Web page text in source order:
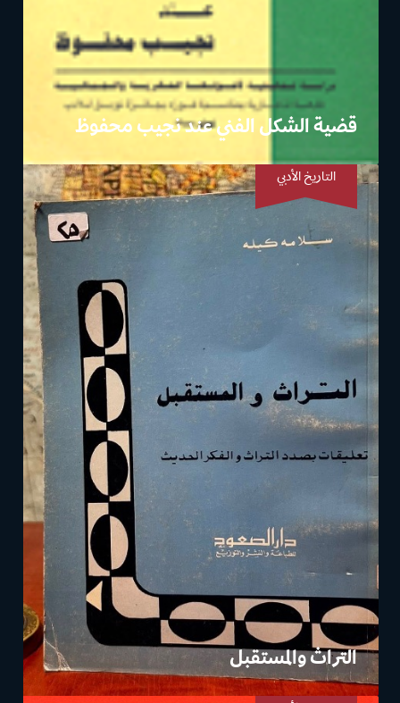
قضية الشكل الفني عند نجيب محفوظ
التاريخ الأدبي
التراث والمستقبل